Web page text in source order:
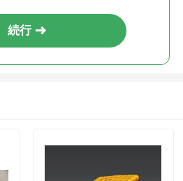
続行